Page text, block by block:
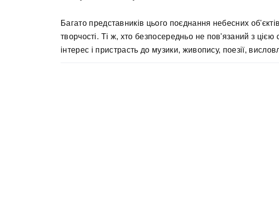
Багато представників цього поєднання небесних
творчості. Ті ж, хто безпосередньо не пов'язаний з
інтерес і пристрасть до музики, живопису, поезії,